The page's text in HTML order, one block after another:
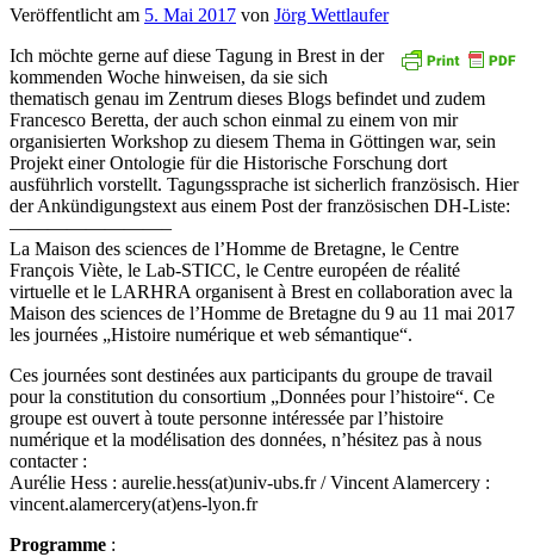
Veröffentlicht am 5. Mai 2017 von Jörg Wettlaufer
Ich möchte gerne auf diese Tagung in Brest in der
kommenden Woche hinweisen, da sie sich
thematisch genau im Zentrum dieses Blogs befindet und zudem
Francesco Beretta, der auch schon einmal zu einem von mir
organisierten Workshop zu diesem Thema in Göttingen war, sein
Projekt einer Ontologie für die Historische Forschung dort
ausführlich vorstellt. Tagungssprache ist sicherlich französisch. Hier
der Ankündigungstext aus einem Post der französischen DH-Liste:
————————–
La Maison des sciences de l’Homme de Bretagne, le Centre
François Viète, le Lab-STICC, le Centre européen de réalité
virtuelle et le LARHRA organisent à Brest en collaboration avec la
Maison des sciences de l’Homme de Bretagne du 9 au 11 mai 2017
les journées „Histoire numérique et web sémantique“.
Ces journées sont destinées aux participants du groupe de travail
pour la constitution du consortium „Données pour l’histoire“. Ce
groupe est ouvert à toute personne intéressée par l’histoire
numérique et la modélisation des données, n’hésitez pas à nous
contacter :
Aurélie Hess : aurelie.hess(at)univ-ubs.fr / Vincent Alamercery :
vincent.alamercery(at)ens-lyon.fr
Programme :